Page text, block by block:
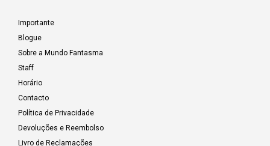
Importante
Blogue
Sobre a Mundo Fantasma
Staff
Horário
Contacto
Política de Privacidade
Devoluções e Reembolso
Livro de Reclamações